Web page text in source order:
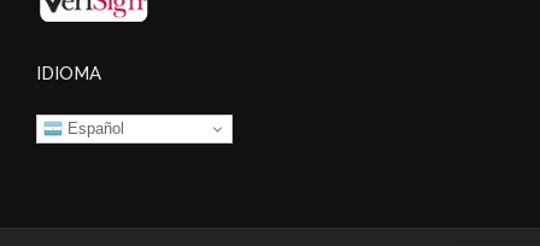
IDIOMA
Español